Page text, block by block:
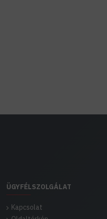
ÜGYFÉLSZOLGÁLAT
Kapcsolat